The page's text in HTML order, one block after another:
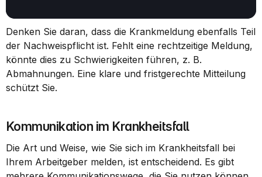
Denken Sie daran, dass die Krankmeldung ebenfalls Teil
der Nachweispflicht ist. Fehlt eine rechtzeitige Meldung,
könnte dies zu Schwierigkeiten führen, z. B.
Abmahnungen. Eine klare und fristgerechte Mitteilung
schützt Sie.
Kommunikation im Krankheitsfall
Die Art und Weise, wie Sie sich im Krankheitsfall bei
Ihrem Arbeitgeber melden, ist entscheidend. Es gibt